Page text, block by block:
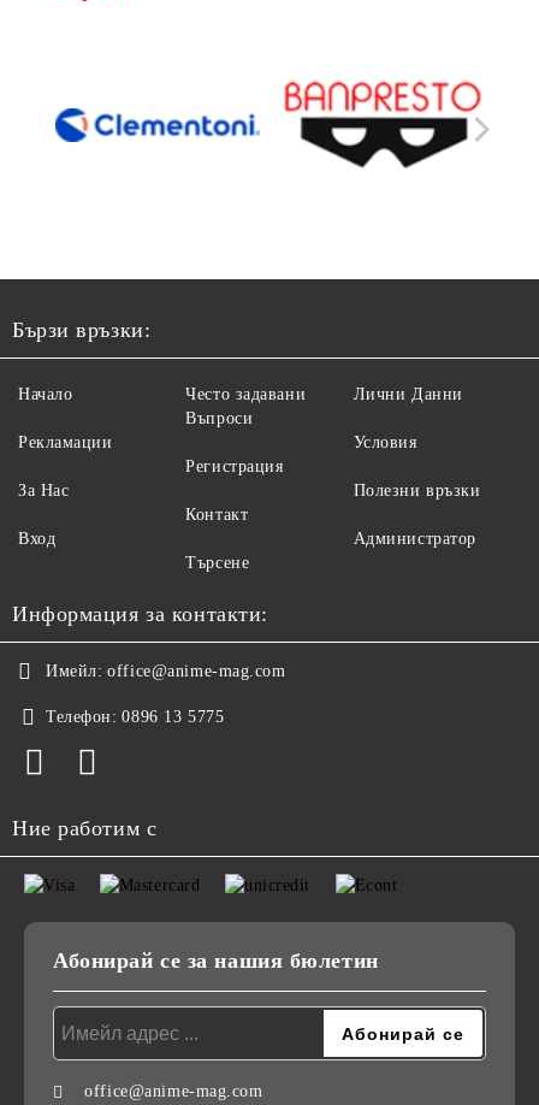
Бързи връзки:
Начало
Рекламации
За Нас
Вход
Често задавани
Въпроси
Регистрация
Контакт
Търсене
Лични Данни
Условия
Полезни връзки
Администратор
Информация за контакти:
Имейл: office@anime-mag.com
Телефон: 0896 13 5775
Ние работим с
Абонирай се за нашия бюлетин
office@anime-mag.com